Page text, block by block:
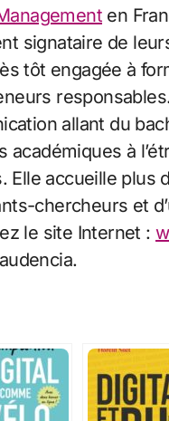
en
signataire de
tôt engagée à
allant du
à
Elle accueille plus
chercheurs et
le site Internet :